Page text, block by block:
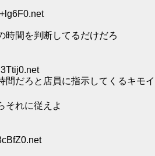
時間を判断してるだけだろ
間だろと店員に指示してくるキモイ
それに従えよ